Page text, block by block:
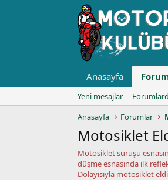
Anasayfa
Yeni mesajlar
Anasayfa
Forumlar
Motosiklet
Motosiklet sürüşü
düşme esnasında ilk
Dolayısıyla motosiklet